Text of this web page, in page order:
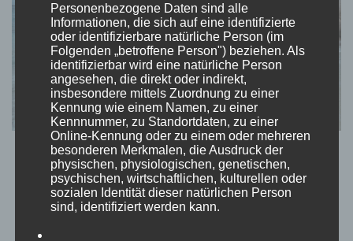
REISEBLOG SEYCHELLEN
Seychellen: Praslin
Personenbezogene Daten sind alle
Informationen, die sich auf eine identifizierte
oder identifizierbare natürliche Person (im
Folgenden „betroffene Person") beziehen. Als
identifizierbar wird eine natürliche Person
angesehen, die direkt oder indirekt,
insbesondere mittels Zuordnung zu einer
Kennung wie einem Namen, zu einer
Kennnummer, zu Standortdaten, zu einer
Online-Kennung oder zu einem oder mehreren
besonderen Merkmalen, die Ausdruck der
physischen, physiologischen, genetischen,
psychischen, wirtschaftlichen, kulturellen oder
sozialen Identität dieser natürlichen Person
sind, identifiziert werden kann.